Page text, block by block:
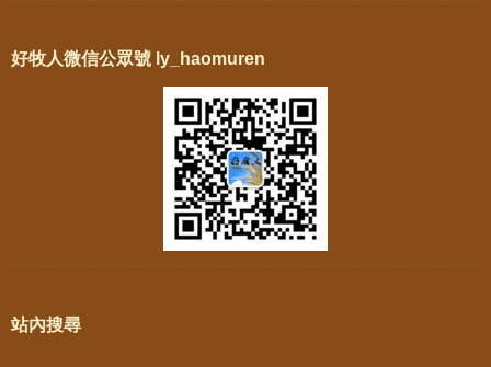
好牧人微信公眾號 ly_haomuren
站內搜尋